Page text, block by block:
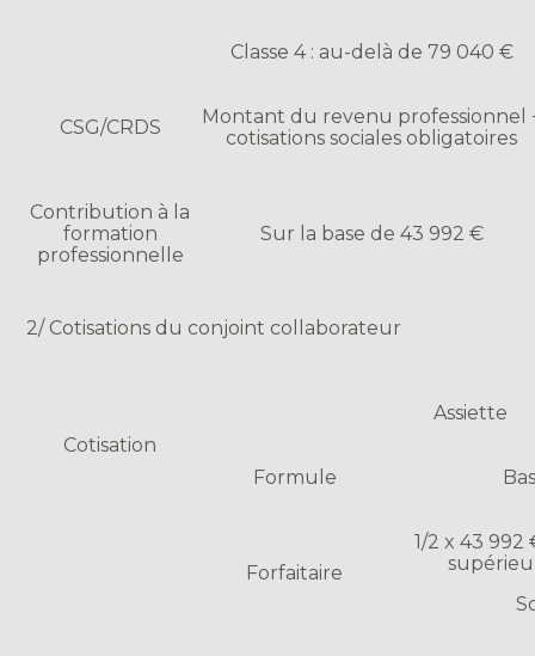
Classe 4 : au-delà de 79 040 €
CSG/CRDS
Montant du revenu professionnel
cotisations sociales obligatoires
Contribution à la
formation
professionnelle
Sur la base de 43 992 €
2/ Cotisations du conjoint collaborateur
Cotisation
Assiette
Formule
Forfaitaire
1/2 x 43